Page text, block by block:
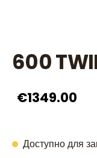
600
€1349.00
Доступно для